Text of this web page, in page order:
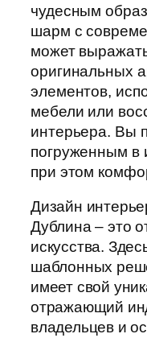
чудесным
шарм с
может
оригинальных
элементов,
мебели или
интерьера. Вы
погруженным в
при этом
Дизайн
Дублина – это
искусства.
шаблонных
имеет свой
отражающий
владельцев и